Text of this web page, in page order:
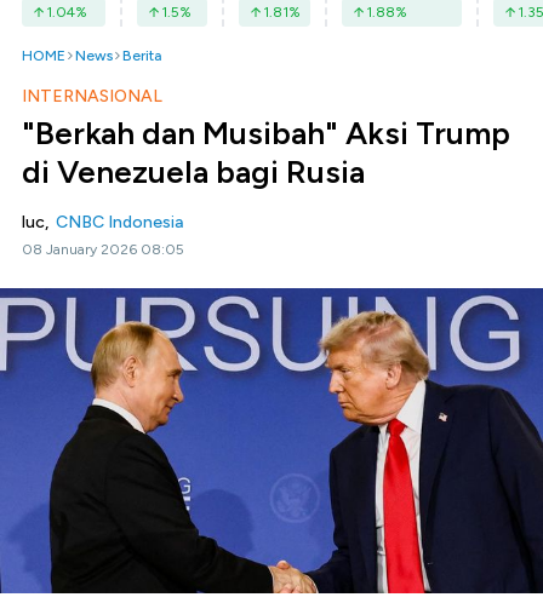
1.04% 1.5% 1.81% 1.88% 1.35
HOME News Berita
INTERNASIONAL
"Berkah dan Musibah" Aksi Trump
di Venezuela bagi Rusia
luc, CNBC Indonesia
08 January 2026 08:05